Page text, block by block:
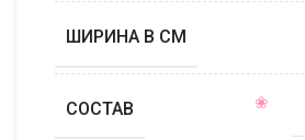
ШИРИНА В СМ
СОСТАВ